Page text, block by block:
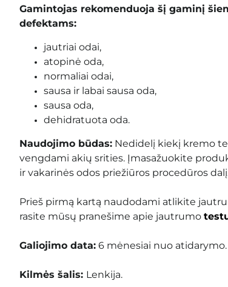
Gamintojas rekomenduoja šį gaminį
defektams:
jautriai odai,
atopinė oda,
normaliai odai,
sausa ir labai sausa oda,
sausa oda,
dehidratuota oda.
Naudojimo būdas: Nedidelį kiekį kremo
vengdami akių srities. Įmasažuokite
ir vakarinės odos priežiūros procedūros
Prieš pirmą kartą naudodami atlikite
rasite mūsų pranešime apie jautrumo
Galiojimo data: 6 mėnesiai nuo atidarymo.
Kilmės šalis: Lenkija.